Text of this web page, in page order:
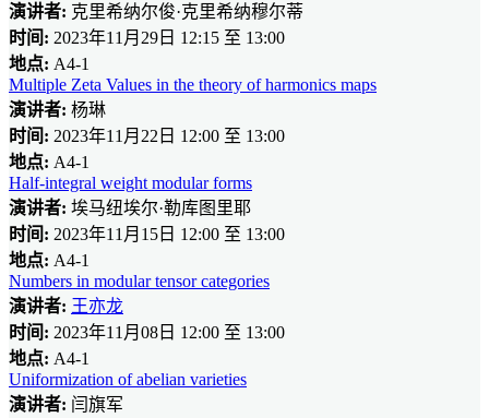
演讲者: 克里希纳尔俊·克里希纳穆尔蒂
时间: 2023年11月29日 12:15 至 13:00
地点: A4-1
Multiple Zeta Values in the theory of harmonics maps
演讲者: 杨琳
时间: 2023年11月22日 12:00 至 13:00
地点: A4-1
Half-integral weight modular forms
演讲者: 埃马纽埃尔·勒库图里耶
时间: 2023年11月15日 12:00 至 13:00
地点: A4-1
Numbers in modular tensor categories
演讲者: 王亦龙
时间: 2023年11月08日 12:00 至 13:00
地点: A4-1
Uniformization of abelian varieties
演讲者: 闫旗军